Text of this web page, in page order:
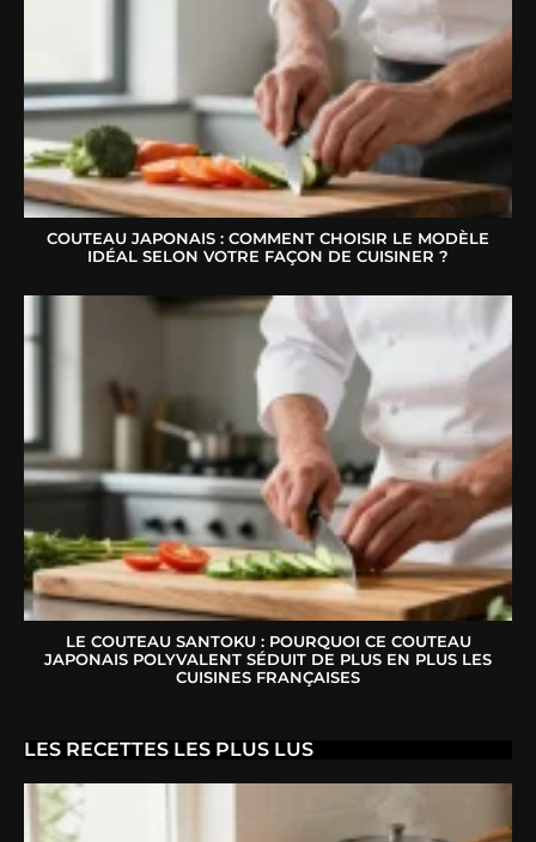
COUTEAU JAPONAIS : COMMENT CHOISIR LE MODÈLE
IDÉAL SELON VOTRE FAÇON DE CUISINER ?
LE COUTEAU SANTOKU : POURQUOI CE COUTEAU
JAPONAIS POLYVALENT SÉDUIT DE PLUS EN PLUS LES
CUISINES FRANÇAISES
LES RECETTES LES PLUS LUS